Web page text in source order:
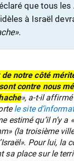
que tous les
à Israël
.
de notre côté
contre nous
», a-t-il
le site
estimé qu’il n’y a
(la troisième
. Pour lui, la
sa place sur le